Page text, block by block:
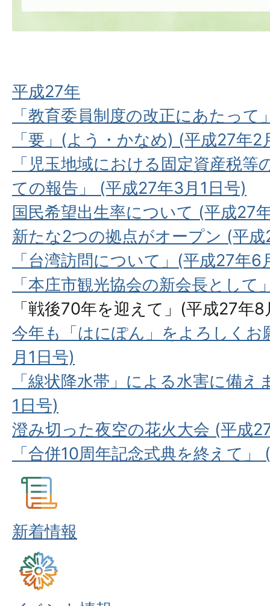
平成27年
「教育委員制度の改正にあたって
「要」(よう・かなめ) (平成27年2
「児玉地域における固定資産税
ての報告」 (平成27年3月1日号)
国民希望出生率について (平成27
新たな2つの拠点がオープン (平
「台湾訪問について」(平成27年6
「本庄市観光協会の新会長として
「戦後70年を迎えて」(平成27年8
今年も「はにぽん」をよろしく
月1日号)
「線状降水帯」による水害に備
1日号)
澄み切った夜空の花火大会 (平成
「合併10周年記念式典を終えて
新着情報